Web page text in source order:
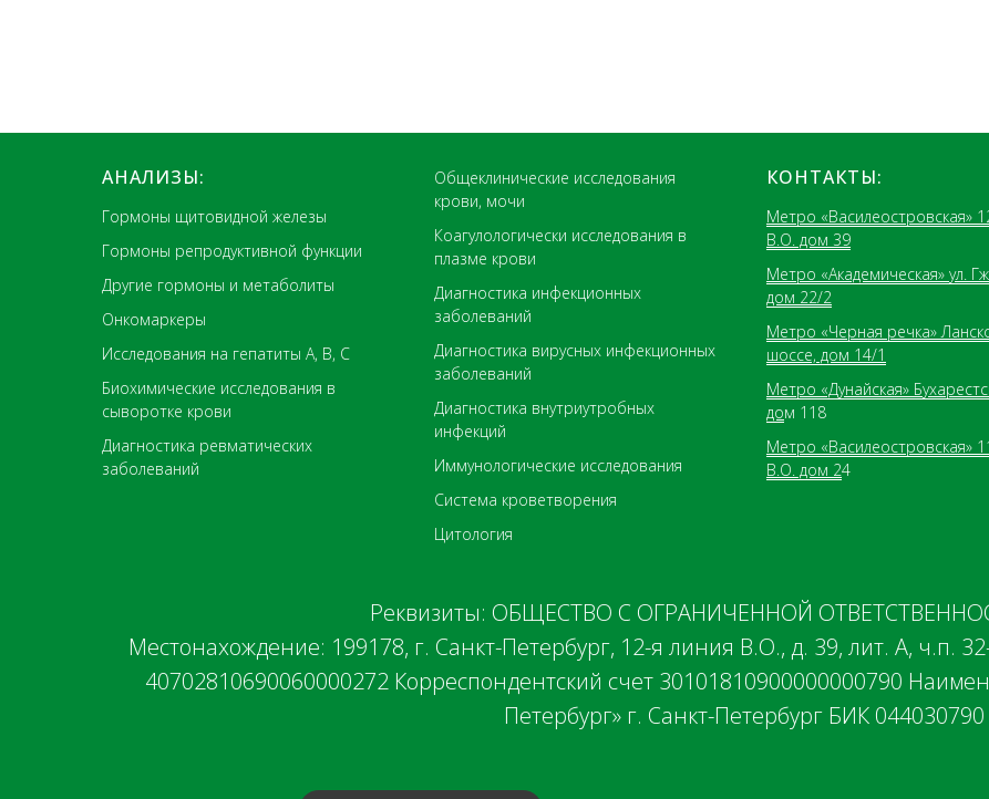
АНАЛИЗЫ:
Гормоны щитовидной железы
Гормоны репродуктивной функции
Другие гормоны и метаболиты
Онкомаркеры
Исследования на гепатиты А, В, С
Биохимические исследования в
сыворотке крови
Диагностика ревматических
заболеваний
Общеклинические исследования
крови, мочи
Коагулологически исследования в
плазме крови
Диагностика инфекционных
заболеваний
Диагностика вирусных инфекционных
заболеваний
Диагностика внутриутробных
инфекций
Иммунологические исследования
Система кроветворения
Цитология
КОНТАКТЫ:
Метро «Василеостровская»
В.О. дом 39
Метро «Академическая» ул.
дом 22/2
Метро «Черная речка»
шоссе, дом 14/1
Метро «Дунайская»
дом 118
Метро «Василеостровская»
В.О. дом 24
Реквизиты: ОБЩЕСТВО С ОГРАНИЧЕННОЙ
Местонахождение: 199178, г. Санкт-Петербург, 12-я линия В.О., д. 39, лит. А, ч.п.
40702810690060000272 Корреспондентский счет 30101810900000000790
Петербург» г. Санкт-Петербург БИК 044030790